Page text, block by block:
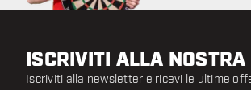
ISCRIVITI ALLA NOSTRA
Iscriviti alla newsletter e ricevi le ultime